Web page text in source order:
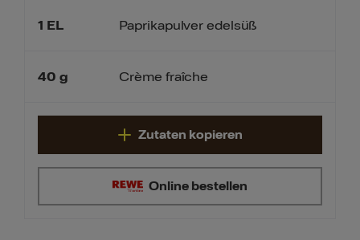
1 EL
40 g
Paprikapulver edelsüß
Crème fraîche
Online bestellen
Zutaten kopieren